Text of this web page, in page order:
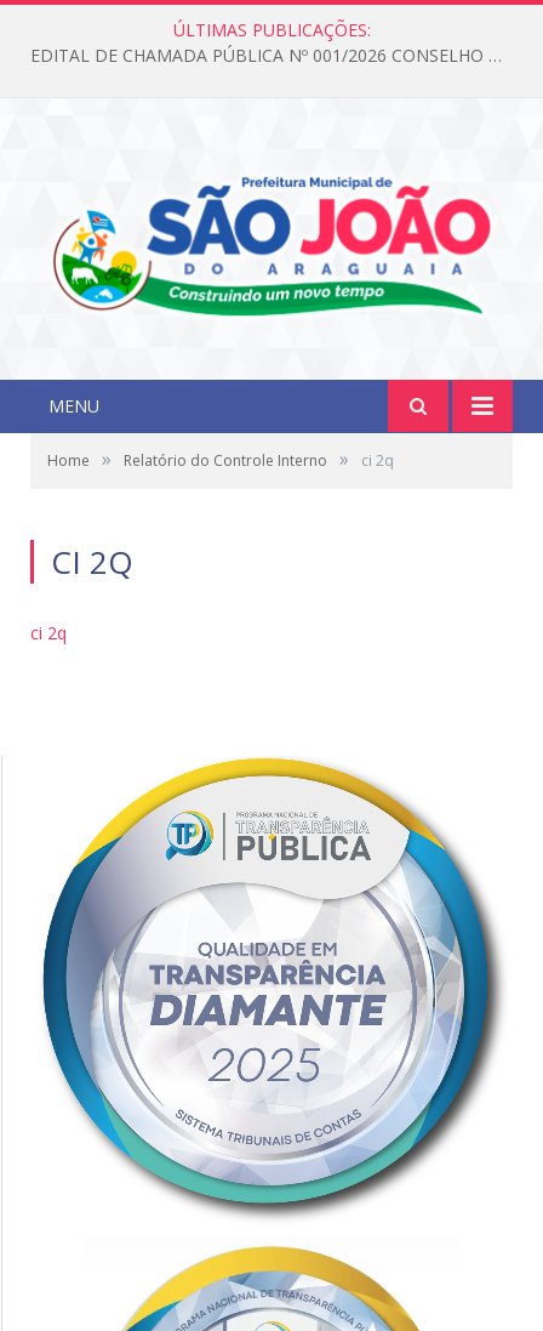
ÚLTIMAS PUBLICAÇÕES:
EDITAL DE CHAMADA PÚBLICA Nº 001/2026 CONSELHO DOS DIREITOS DA CRIANÇA E DO ADOLESCENTE
MENU
Home » Relatório do Controle Interno » ci 2q
CI 2Q
ci 2q